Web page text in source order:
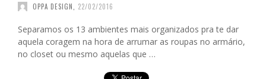
OPPA DESIGN 22/02/2016
Separamos os 13 ambientes mais organizados pra te dar
aquela coragem na hora de arrumar as roupas no armário,
no closet ou mesmo aquelas que …